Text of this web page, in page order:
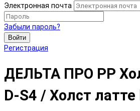
Электронная почта
Забыли пароль?
Войти
Регистрация
ДЕЛЬТА ПРО PP
D-S4 / Холст латте